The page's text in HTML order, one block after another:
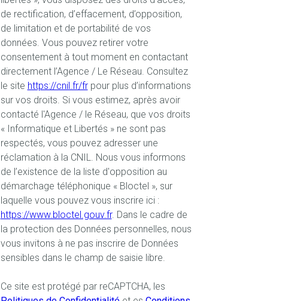
de rectification, d’effacement, d’opposition,
de limitation et de portabilité de vos
données. Vous pouvez retirer votre
consentement à tout moment en contactant
directement l’Agence / Le Réseau. Consultez
le site https://cnil.fr/frpour plus d’informations
sur vos droits. Si vous estimez, après avoir
contacté l'Agence / le Réseau, que vos droits
« Informatique et Libertés » ne sont pas
respectés, vous pouvez adresser une
réclamation à la CNIL. Nous vous informons
de l’existence de la liste d'opposition au
démarchage téléphonique « Bloctel », sur
laquelle vous pouvez vous inscrire ici :
https://www.bloctel.gouv.fr. Dans le cadre de
la protection des Données personnelles, nous
vous invitons à ne pas inscrire de Données
sensibles dans le champ de saisie libre.
Ce site est protégé par reCAPTCHA, les